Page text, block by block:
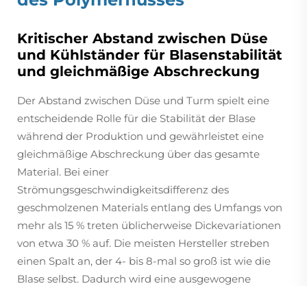
Kritischer Abstand zwischen Düse
und Kühlständer für Blasenstabilität
und gleichmäßige Abschreckung
Der Abstand zwischen Düse und Turm spielt eine
entscheidende Rolle für die Stabilität der Blase
während der Produktion und gewährleistet eine
gleichmäßige Abschreckung über das gesamte
Material. Bei einer
Strömungsgeschwindigkeitsdifferenz des
geschmolzenen Materials entlang des Umfangs von
mehr als 15 % treten üblicherweise Dickevariationen
von etwa 30 % auf. Die meisten Hersteller streben
einen Spalt an, der 4- bis 8-mal so groß ist wie die
Blase selbst. Dadurch wird eine ausgewogene